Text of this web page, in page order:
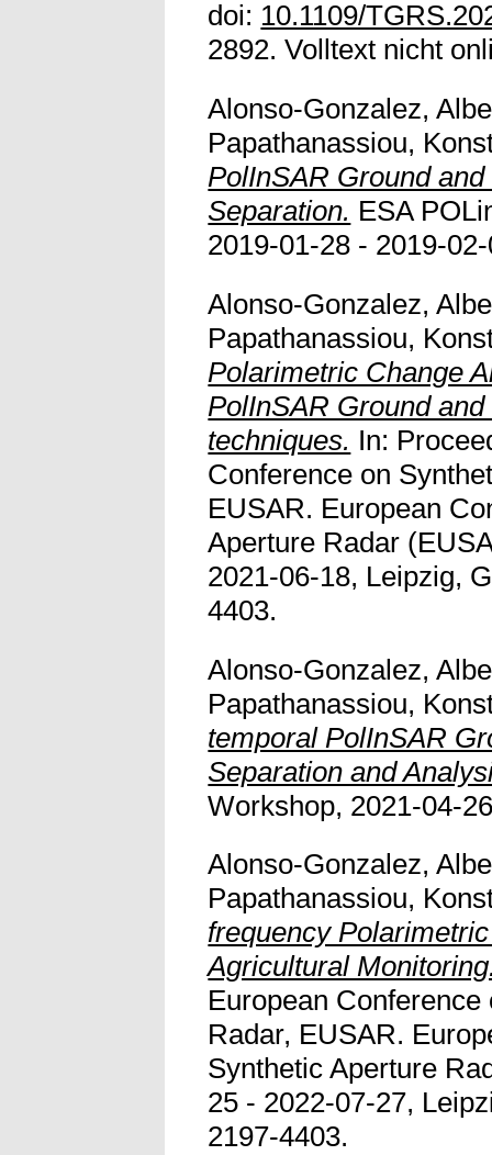
doi: 10.1109/
2892. Volltext nicht
Alonso-Gonzalez,
Papathanassiou,
PolInSAR Ground
Separation. ESA
2019-01-28 - 2019-
Alonso-Gonzalez,
Papathanassiou,
Polarimetric Change
PolInSAR Ground
techniques. In:
Conference on
EUSAR. European
Aperture Radar
2021-06-18, Leipzig,
4403.
Alonso-Gonzalez,
Papathanassiou,
temporal PolInSAR
Separation and
Workshop, 2021-04-
Alonso-Gonzalez,
Papathanassiou,
frequency
Agricultural
European
Radar, EUSAR.
Synthetic Aperture
25 - 2022-07-27,
2197-4403.